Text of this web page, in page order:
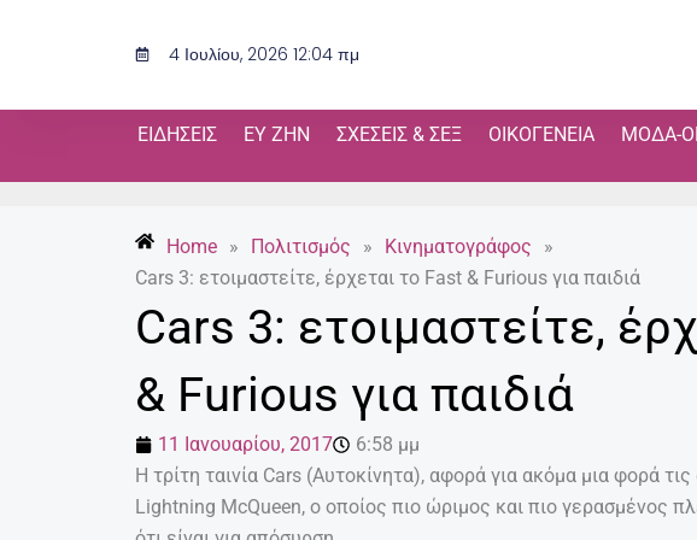
4 Ιουλίου, 2026 12:04 πμ
ΕΙΔΉΣΕΙΣ ΕΥ ΖΗΝ ΣΧΈΣΕΙΣ & ΣΕΞ ΟΙΚΟΓΈΝΕΙΑ ΜΌΔΑ-
Home » Πολιτισμός » Κινηματογράφος
»
Cars 3: ετοιμαστείτε, έρχεται το Fast & Furious για παιδιά
Cars 3: ετοιμαστείτε,
& Furious για παιδιά
11 Ιανουαρίου, 2017
6:58 μμ
Η τρίτη ταινία Cars (Αυτοκίνητα), αφορά για ακόμα μια φορά
Lightning McQueen, ο οποίος πιο ώριμος και πιο γερασμένος